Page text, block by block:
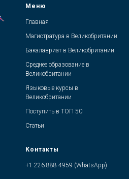
Меню
Главная
Магистратура в Великобритании
Бакалавриат в Великобритании
Среднее образование в
Великобритании
Языковые курсы в
Великобритании
Поступить в ТОП 50
Статьи
Контакты
+1 226 888 4959 (WhatsApp)